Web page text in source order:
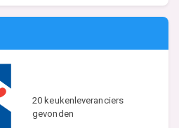
20 keukenleveranciers
gevonden